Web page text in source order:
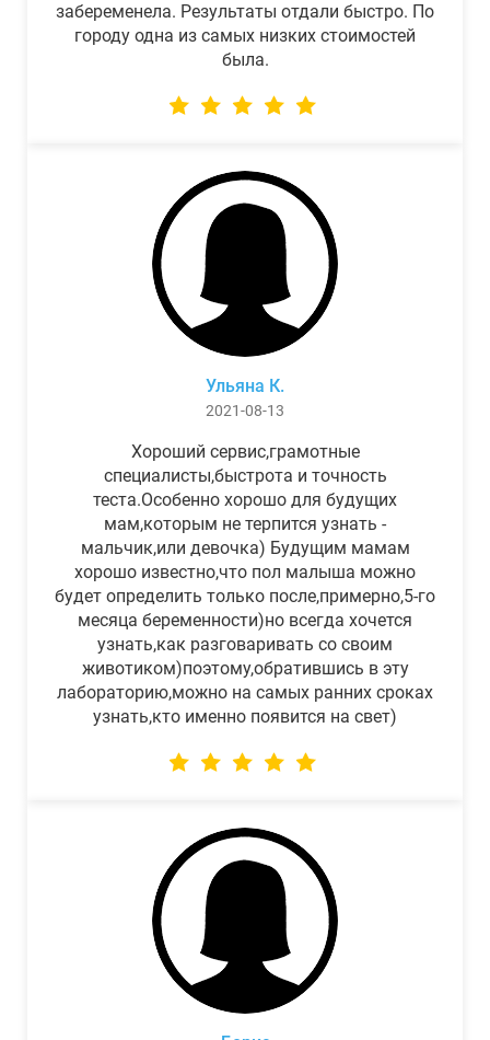
забеременела. Результаты отдали быстро. По
городу одна из самых низких стоимостей
была.
Ульяна К.
2021-08-13
Хороший сервис,грамотные
специалисты,быстрота и точность
теста.Особенно хорошо для будущих
мам,которым не терпится узнать -
мальчик,или девочка) Будущим мамам
хорошо известно,что пол малыша можно
будет определить только после,примерно,5-го
месяца беременности)но всегда хочется
узнать,как разговаривать со своим
животиком)поэтому,обратившись в эту
лабораторию,можно на самых ранних сроках
узнать,кто именно появится на свет)